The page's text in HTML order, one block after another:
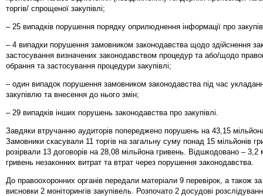
торгів/ спрощеної закупівлі;
– 25 випадків порушення порядку оприлюднення інформації про
– 4 випадки порушення замовником законодавства щодо здійснення
застосування визначених законодавством процедур та або/щодо
обрання та застосування процедури закупівлі;
– один випадок порушення замовником законодавства під час
закупівлю та внесення до нього змін;
– 29 випадків інших порушень законодавства про закупівлі.
Завдяки втручанню аудиторів попереджено порушень на 43,15
Замовники скасували 11 торгів на загальну суму понад 15 мільйонів
розірвали 13 договорів на 28,08 мільйона гривень. Відшкодовано – 3,2
гривень незаконних витрат та втрат через порушення законодавства.
До правоохоронних органів передали матеріали 9 перевірок, а також за
висновки 2 моніторингів закупівель. Розпочато 2 досудові